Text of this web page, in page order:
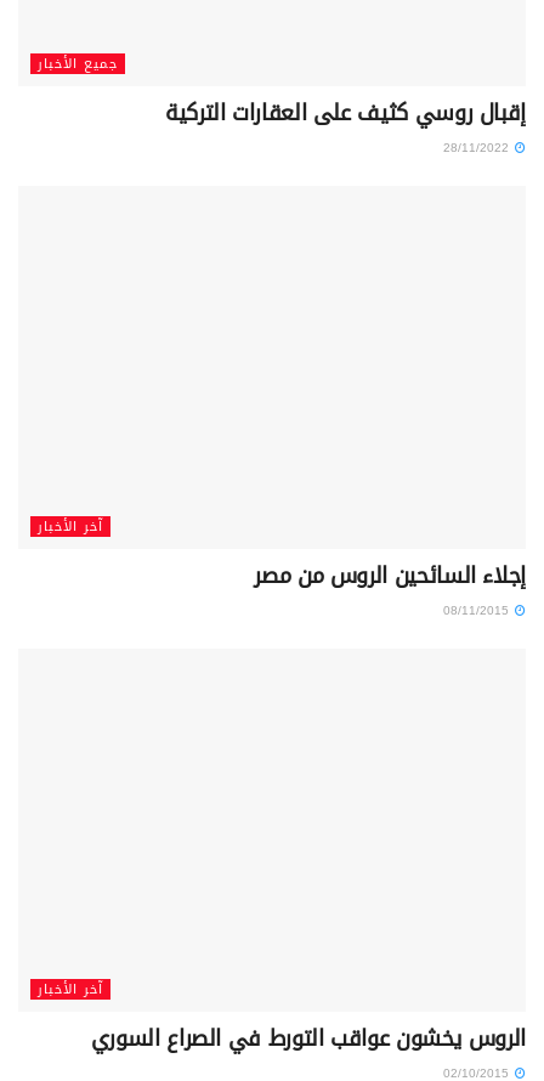
جميع الأخبار
إقبال روسي كثيف على العقارات التركية
آخر الأخبار
إجلاء السائحين الروس من مصر
آخر الأخبار
الروس يخشون عواقب التورط في الصراع السوري